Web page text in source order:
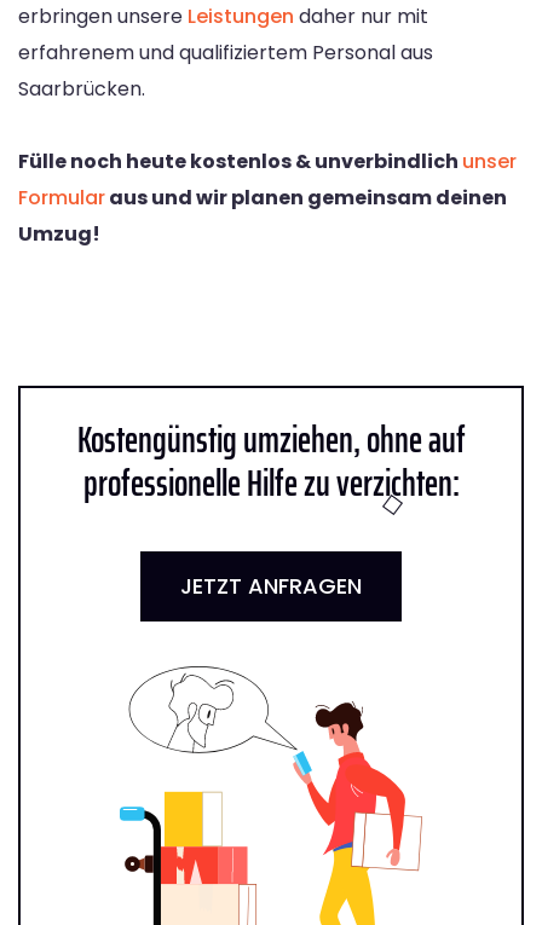
erbringen unsere Leistungen daher nur mit
erfahrenem und qualifiziertem Personal aus
Saarbrücken.
Fülle noch heute kostenlos & unverbindlich unser
Formularaus und wir planen gemeinsam deinen
Umzug!
Kostengünstig umziehen, ohne auf
professionelle Hilfe zu verzichten:
JETZT ANFRAGEN